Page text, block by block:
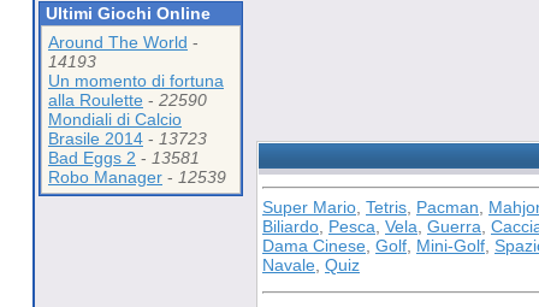
Ultimi Giochi Online
Around The World -
14193
Un momento di fortuna
alla Roulette - 22590
Mondiali di Calcio
Brasile 2014 - 13723
Bad Eggs 2 - 13581
Robo Manager - 12539
Super Mario Tetris Pacman
Biliardo Pesca Vela Guerra
Dama Cinese Golf Mini-Golf
Navale Quiz